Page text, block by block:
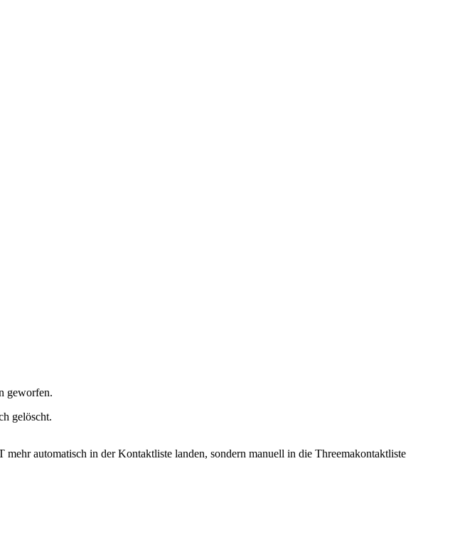
geworfen.
gelöscht.
automatisch in der Kontaktliste landen, sondern manuell in die Threemakontaktliste